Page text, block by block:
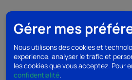
Gérer mes
Nous utilisons des cookies et
expérience, analyser le trafic et
les cookies que vous acceptez. Pour
confidentialité.